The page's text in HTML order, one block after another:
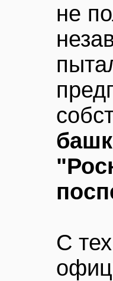
не
С